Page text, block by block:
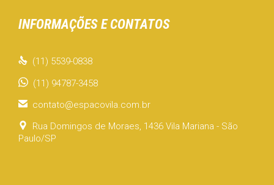
INFORMAÇÕES E CONTATOS
 (11) 5539-0838
(11) 94787-3458
 contato@espacovila.com.br

Rua Domingos de Moraes, 1436 Vila Mariana - São
Paulo/SP